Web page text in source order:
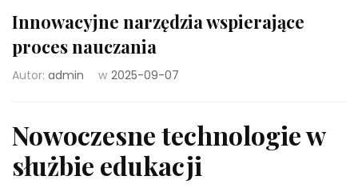
Innowacyjne narzędzia wspierające
proces nauczania
Autor: admin w 2025-09-07
Nowoczesne technologie w
służbie edukacji